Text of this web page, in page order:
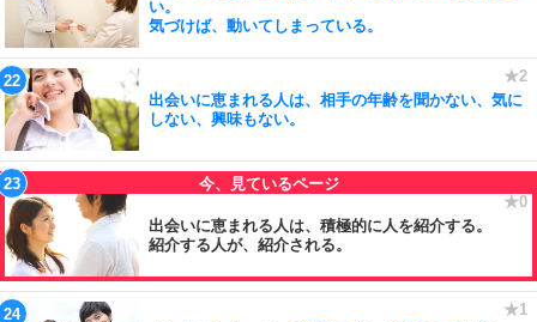
い。
気づけば、動いてしまっている。
出会いに恵まれる人は、相手の年齢を聞かない、気に
しない、興味もない。
出会いに恵まれる人は、積極的に人を紹介する。
紹介する人が、紹介される。